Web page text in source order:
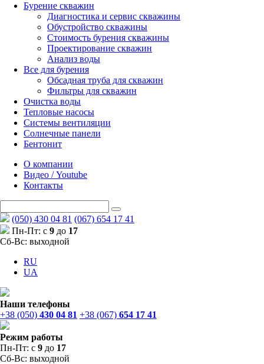
Бурение скважин
Диагностика и сервис скважины
Обустройство скважины
Стоимость бурения скважины
Проектирование скважин
Анализ воды
Все для бурения
Обсадная труба для скважин
Фильтры для скважин
Очистка воды
Тепловые насосы
Системы вентиляции
Солнечные панели
Бентонит
О компании
Видео / Youtube
Контакты
(050) 430 04 81 (067) 654 17 41
Пн-Пт: с 9 до 17
Сб-Вс: выходной
RU
UA
Наши телефоны
+38 (050) 430 04 81 +38 (067) 654 17 41
Режим работы
Пн-Пт: с 9 до 17
Сб-Вс: выходной